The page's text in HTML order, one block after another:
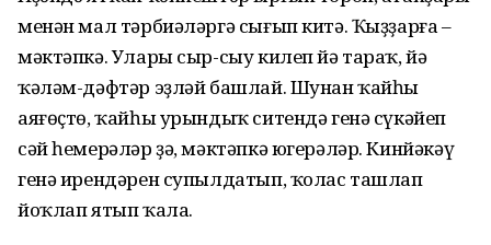
менән мал тәрбиәләргә сығып китә. Ҡыҙҙарға –
мәктәпкә. Улары сыр-сыу килеп йә тараҡ, йә
ҡәләм-дәфтәр эҙләй башлай. Шунан ҡайһы
аяғөҫтө, ҡайһы урындыҡ ситендә генә сүкәйеп
сәй һемерәләр ҙә, мәктәпкә югерәләр. Кинйәкәү
генә ирендәрен супылдатып, ҡолас ташлап
йоҡлап ятып ҡала.